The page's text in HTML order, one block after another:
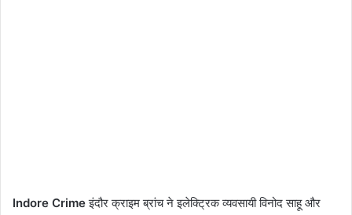
Indore Crimeइंदौर क्राइम ब्रांच ने इलेक्ट्रिक व्यवसायी विनोद साहू और